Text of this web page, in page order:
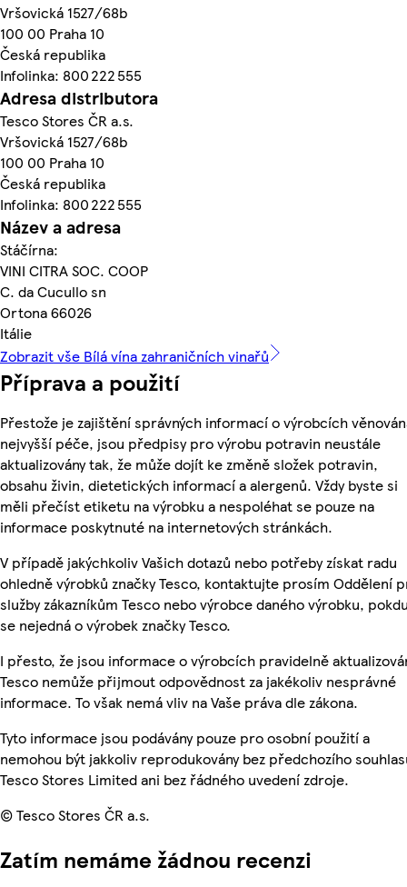
Vršovická 1527/68b
100 00 Praha 10
Česká republika
Infolinka: 800 222 555
Adresa distributora
Tesco Stores ČR a.s.
Vršovická 1527/68b
100 00 Praha 10
Česká republika
Infolinka: 800 222 555
Název a adresa
Stáčírna:
VINI CITRA SOC. COOP
C. da Cucullo sn
Ortona 66026
Itálie
Zobrazit vše Bílá vína zahraničních vinařů
Příprava a použití
Přestože je zajištění správných informací o výrobcích
nejvyšší péče, jsou předpisy pro výrobu potravin neustále
aktualizovány tak, že může dojít ke změně složek potravin,
obsahu živin, dietetických informací a alergenů. Vždy byste si
měli přečíst etiketu na výrobku a nespoléhat se pouze na
informace poskytnuté na internetových stránkách.
V případě jakýchkoliv Vašich dotazů nebo potřeby získat radu
ohledně výrobků značky Tesco, kontaktujte prosím Oddělení
služby zákazníkům Tesco nebo výrobce daného výrobku,
se nejedná o výrobek značky Tesco.
I přesto, že jsou informace o výrobcích pravidelně
Tesco nemůže přijmout odpovědnost za jakékoliv nesprávné
informace. To však nemá vliv na Vaše práva dle zákona.
Tyto informace jsou podávány pouze pro osobní použití a
nemohou být jakkoliv reprodukovány bez předchozího
Tesco Stores Limited ani bez řádného uvedení zdroje.
© Tesco Stores ČR a.s.
Zatím nemáme žádnou recenzi